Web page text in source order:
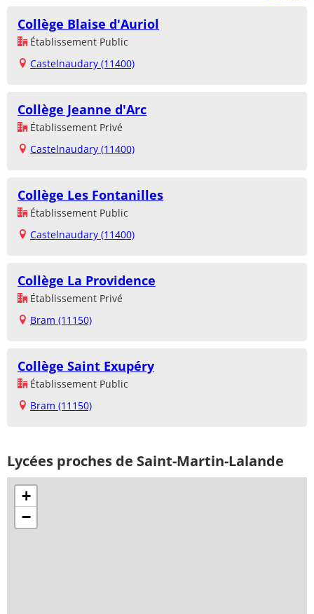
Collège Blaise d'Auriol
Établissement Public
Castelnaudary (11400)
Collège Jeanne d'Arc
Établissement Privé
Castelnaudary (11400)
Collège Les Fontanilles
Établissement Public
Castelnaudary (11400)
Collège La Providence
Établissement Privé
Bram (11150)
Collège Saint Exupéry
Établissement Public
Bram (11150)
Lycées proches de Saint-Martin-Lalande
+
−